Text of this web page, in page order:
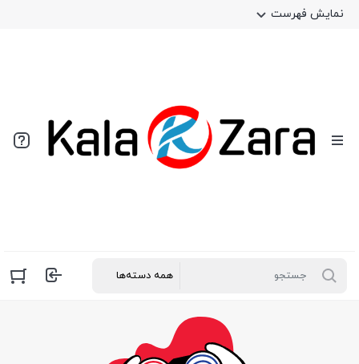
نمایش فهرست